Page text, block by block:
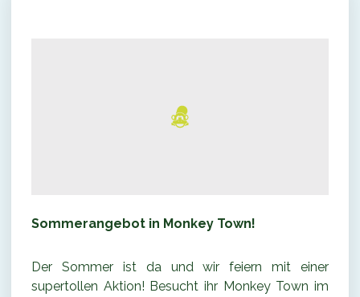
Sommerangebot in Monkey Town!
Der Sommer ist da und wir feiern mit einer
supertollen Aktion! Besucht ihr Monkey Town im